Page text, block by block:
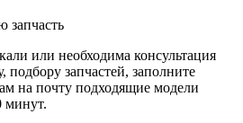
запчасть
или необходима консультация
подбору запчастей, заполните
на почту подходящие модели
минут.